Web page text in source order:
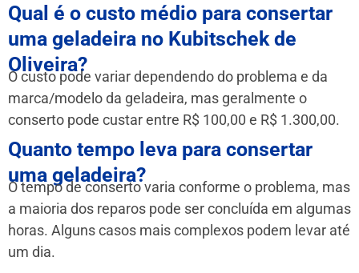
Qual é o custo médio para consertar
uma geladeira no Kubitschek de
Oliveira?
O custo pode variar dependendo do problema e da
marca/modelo da geladeira, mas geralmente o
conserto pode custar entre R$ 100,00 e R$ 1.300,00.
Quanto tempo leva para consertar
uma geladeira?
O tempo de conserto varia conforme o problema, mas
a maioria dos reparos pode ser concluída em algumas
horas. Alguns casos mais complexos podem levar até
um dia.